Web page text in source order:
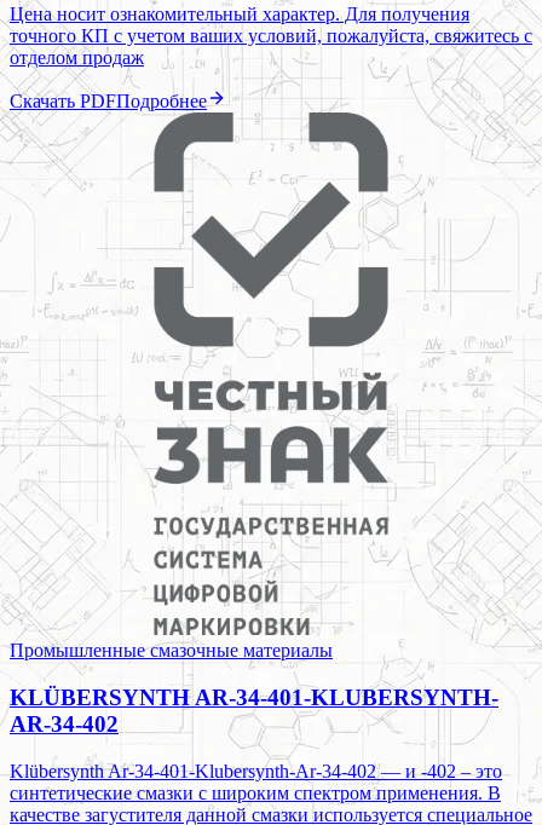
Цена носит ознакомительный характер. Для получения
точного КП с учетом ваших условий, пожалуйста, свяжитесь с
отделом продаж
Скачать PDFПодробнее
Промышленные смазочные материалы
KLÜBERSYNTH AR-34-401-KLUBERSYNTH-
AR-34-402
Klübersynth Ar-34-401-Klubersynth-Ar-34-402 — и -402 – это
синтетические смазки с широким спектром применения. В
качестве загустителя данной смазки используется специальное